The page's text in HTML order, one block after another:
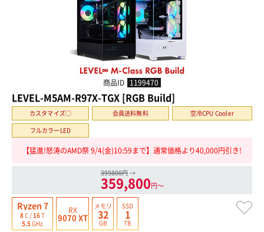
商品ID 1199470
LEVEL-M5AM-R97X-TGX [RGB Build]
カスタマイズ○ 会員送料無料
空冷CPU Cooler
フルカラーLED
【猛進!怒涛のAMD祭 9/4(金)10:59まで】通常価格より40,000円引き!
399800円 →
359,800円〜
Ryzen 7
8C / 16T
5.5GHz
RX
9070 XT
メモリ
32
GB
SSD
1
TB